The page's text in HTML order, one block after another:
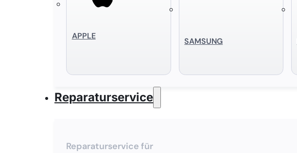
APPLE SAMSUNG
Reparaturservice
Reparaturservice für